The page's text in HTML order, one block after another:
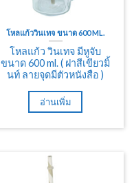
โหลแก้ววินเทจ ขนาด 600 ML.
โหลแก้ว วินเทจ มีหูจับ
ขนาด 600 ml. ( ฝาสีเขียวมิ้
นท์ ลายจุดมีตัวหนังสือ )
อ่านเพิ่ม